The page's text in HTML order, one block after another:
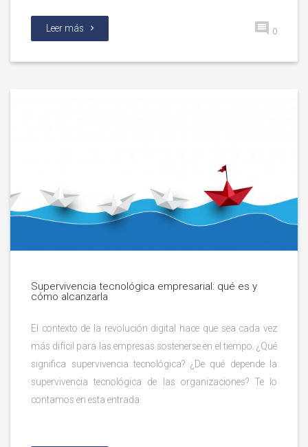
Leer más 0
Supervivencia tecnológica empresarial: qué es y
cómo alcanzarla
El contexto de la revolución digital hace que sea cada vez
más difícil para las empresas sostenerse en el tiempo. ¿Qué
significa supervivencia tecnológica? ¿De qué depende la
supervivencia tecnológica de las organizaciones? Te lo
contamos en esta entrada.